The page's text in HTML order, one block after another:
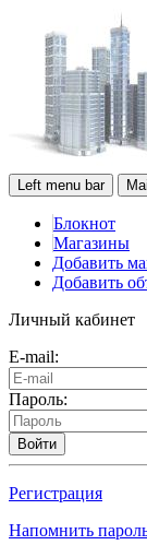
Left menu bar
Блокнот
Магазины
Добавить
Добавить
Личный кабинет
E-mail:
Пароль:
Войти
Регистрация
Напомнить